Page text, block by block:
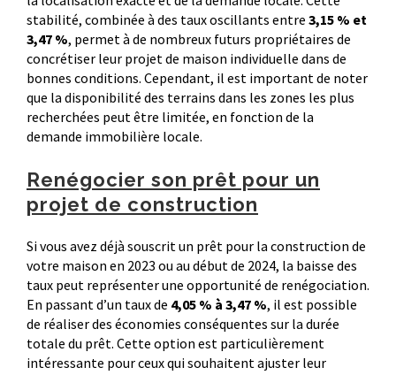
stabilité, combinée à des taux oscillants entre 3,15 % et
3,47 %, permet à de nombreux futurs propriétaires de
concrétiser leur projet de maison individuelle dans de
bonnes conditions. Cependant, il est important de noter
que la disponibilité des terrains dans les zones les plus
recherchées peut être limitée, en fonction de la
demande immobilière locale.
Renégocier son prêt pour un
projet de construction
Si vous avez déjà souscrit un prêt pour la construction de
votre maison en 2023 ou au début de 2024, la baisse des
taux peut représenter une opportunité de renégociation.
En passant d’un taux de 4,05 % à 3,47 %, il est possible
de réaliser des économies conséquentes sur la durée
totale du prêt. Cette option est particulièrement
intéressante pour ceux qui souhaitent ajuster leur